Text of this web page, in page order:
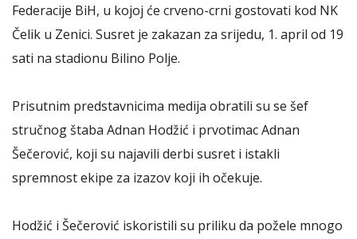
Federacije BiH, u kojoj će crveno-crni gostovati kod NK
Čelik u Zenici. Susret je zakazan za srijedu, 1. april od 19
sati na stadionu Bilino Polje.
Prisutnim predstavnicima medija obratili su se šef
stručnog štaba Adnan Hodžić i prvotimac Adnan
Šečerović, koji su najavili derbi susret i istakli
spremnost ekipe za izazov koji ih očekuje.
Hodžić i Šečerović iskoristili su priliku da požele mnogo